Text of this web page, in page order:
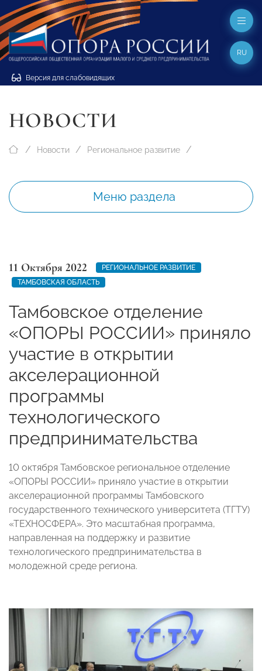
Версия для слабовидящих
RU
НОВОСТИ
Новости Региональное развитие
Меню раздела
11 Октября 2022
РЕГИОНАЛЬНОЕ РАЗВИТИЕ
ТАМБОВСКАЯ ОБЛАСТЬ
Тамбовское отделение
«ОПОРЫ РОССИИ» приняло
участие в открытии
акселерационной
программы
технологического
предпринимательства
10 октября Тамбовское региональное отделение
«ОПОРЫ РОССИИ» приняло участие в открытии
акселерационной программы Тамбовского
государственного технического университета (ТГТУ)
«ТЕХНОСФЕРА». Это масштабная программа,
направленная на поддержку и развитие
технологического предпринимательства в
молодежной среде региона.